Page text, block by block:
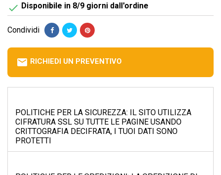
 Disponibile in 8/9 giorni dall'ordine
Condividi
email RICHIEDI UN PREVENTIVO
POLITICHE PER LA SICUREZZA: IL SITO UTILIZZA
CIFRATURA SSL SU TUTTE LE PAGINE USANDO
CRITTOGRAFIA DECIFRATA, I TUOI DATI SONO
PROTETTI